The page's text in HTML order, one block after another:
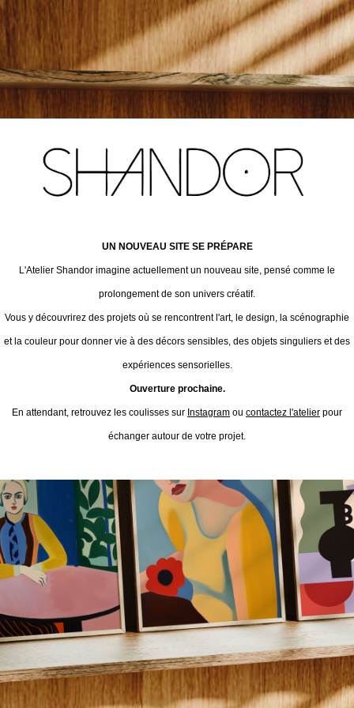
UN NOUVEAU SITE SE PRÉPARE
L'Atelier Shandor imagine actuellement un nouveau site, pensé comme le
prolongement de son univers créatif.
Vous y découvrirez des projets où se rencontrent l'art, le design, la scénographie
et la couleur pour donner vie à des décors sensibles, des objets singuliers et des
expériences sensorielles.
Ouverture prochaine.
En attendant, retrouvez les coulisses sur Instagram ou contactez l'atelier pour
échanger autour de votre projet.